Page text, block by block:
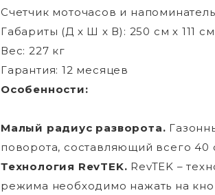
Счетчик моточасов и
Габариты (Д х Ш х В): 250 см х 111
Вес: 227 кг
Гарантия: 12 месяцев
Особенности:
Малый радиус разворота.
поворота, составляющий всего
Технология RevTEK. RevTEK –
режима необходимо нажать на